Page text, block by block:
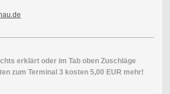
erklärt oder im Tab oben Zuschläge
zum Terminal 3 kosten 5,00 EUR mehr!